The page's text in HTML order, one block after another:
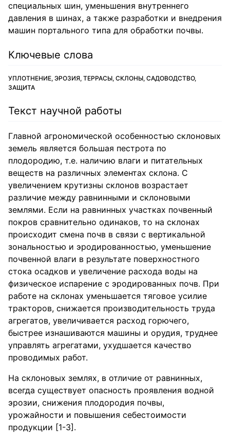
специальных шин, уменьшения внутреннего
давления в шинах, а также разработки и внедрения
машин портального типа для обработки почвы.
Ключевые слова
УПЛОТНЕНИЕ, ЭРОЗИЯ, ТЕРРАСЫ, СКЛОНЫ, САДОВОДСТВО,
ЗАЩИТА
Текст научной работы
Главной агрономической особенностью склоновых
земель является большая пестрота по
плодородию, т.е. наличию влаги и питательных
веществ на различных элементах склона. С
увеличением крутизны склонов возрастает
различие между равнинными и склоновыми
землями. Если на равнинных участках почвенный
покров сравнительно одинаков, то на склонах
происходит смена почв в связи с вертикальной
зональностью и эродированностью, уменьшение
почвенной влаги в результате поверхностного
стока осадков и увеличение расхода воды на
физическое испарение с эродированных почв. При
работе на склонах уменьшается тяговое усилие
тракторов, снижается производительность труда
агрегатов, увеличивается расход горючего,
быстрее изнашиваются машины и орудия, труднее
управлять агрегатами, ухудшается качество
проводимых работ.
На склоновых землях, в отличие от равнинных,
всегда существует опасность проявления водной
эрозии, снижения плодородия почвы,
урожайности и повышения себестоимости
продукции [1-3].